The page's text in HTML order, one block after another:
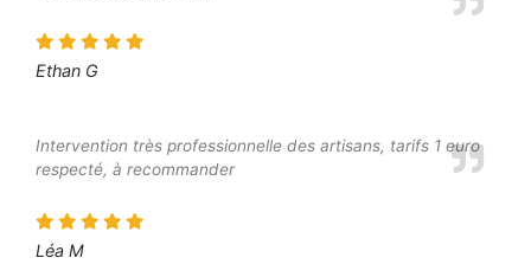
Ethan G
Intervention très professionnelle des artisans, tarifs 1 euro
respecté, à recommander
Léa M